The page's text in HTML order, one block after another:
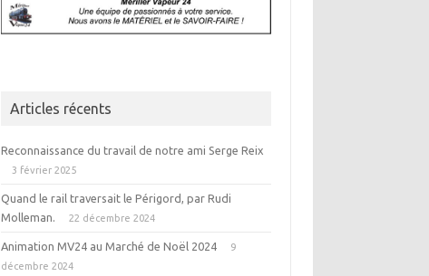
Articles récents
Reconnaissance du travail de notre ami Serge Reix
3 février 2025
Quand le rail traversait le Périgord, par Rudi
Molleman.
22 décembre 2024
Animation MV24 au Marché de Noël 2024
9
décembre 2024